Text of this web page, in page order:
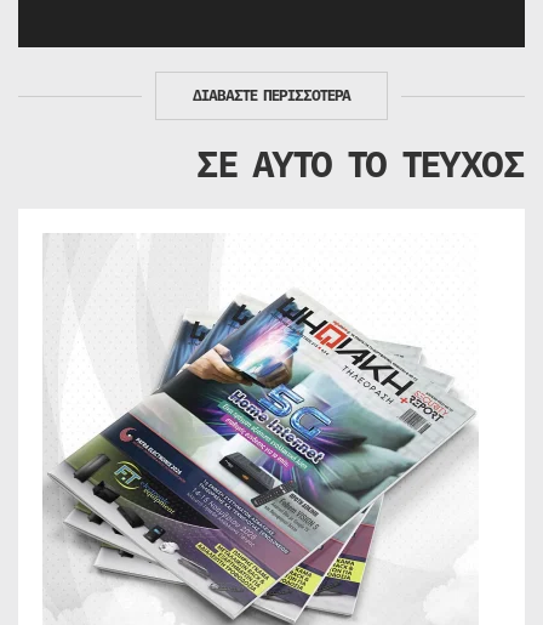
ΔΙΑΒΑΣΤΕ ΠΕΡΙΣΣΟΤΕΡΑ
ΣΕ ΑΥΤΟ ΤΟ ΤΕΥΧΟΣ